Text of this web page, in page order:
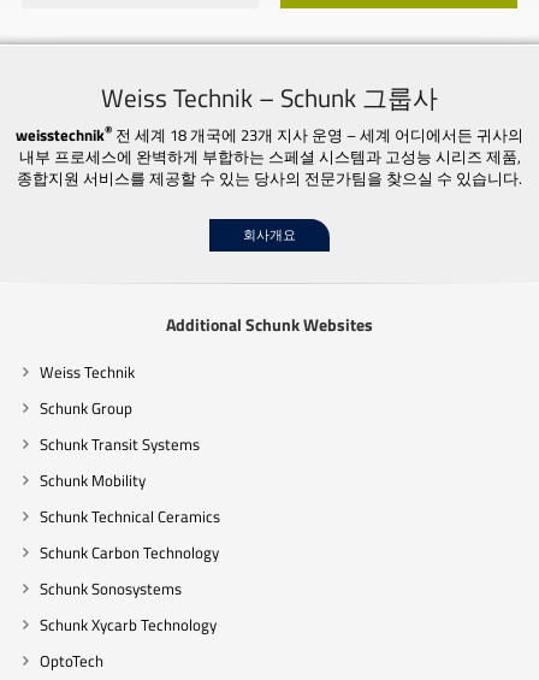
Weiss Technik – Schunk 그룹사
weisstechnik® 전 세계 18 개국에 23개 지사 운영 – 세계 어디에서든 귀사의
내부 프로세스에 완벽하게 부합하는 스페셜 시스템과 고성능 시리즈 제품,
종합지원 서비스를 제공할 수 있는 당사의 전문가팀을 찾으실 수 있습니다.
회사개요
Additional Schunk Websites
Weiss Technik
Schunk Group
Schunk Transit Systems
Schunk Mobility
Schunk Technical Ceramics
Schunk Carbon Technology
Schunk Sonosystems
Schunk Xycarb Technology
OptoTech